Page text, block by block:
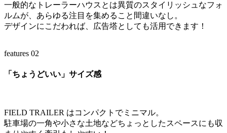
一般的なトレーラーハウスとは異質のスタイリッシュなフォ
ルムが、あらゆる注目を集めること間違いなし。
デザインにこだわれば、広告塔としても活用できます！
features 02
「ちょうどいい」サイズ感
FIELD TRAILER はコンパクトでミニマル。
駐車場の一角や小さな土地などちょっとしたスペースにも収